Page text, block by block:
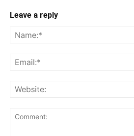
Leave a reply